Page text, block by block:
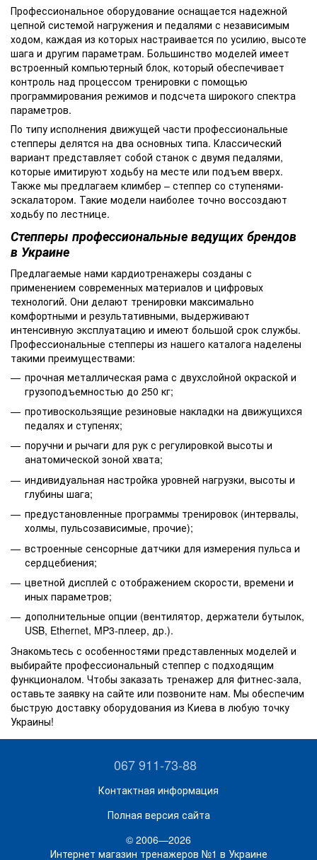
Профессиональное оборудование оснащается надежной
цепной системой нагружения и педалями с независимым
ходом, каждая из которых настраивается по усилию, высоте
шага и другим параметрам. Большинство моделей имеет
встроенный компьютерный блок, который обеспечивает
контроль над процессом тренировки с помощью
программирования режимов и подсчета широкого спектра
параметров.
По типу исполнения движущей части профессиональные
степперы делятся на два основных типа. Классический
вариант представляет собой станок с двумя педалями,
которые имитируют ходьбу на месте или подъем вверх.
Также мы предлагаем климбер – степпер со ступенями-
эскалатором. Такие модели наиболее точно воссоздают
ходьбу по лестнице.
Степперы профессиональные ведущих брендов
в Украине
Предлагаемые нами кардиотренажеры созданы с
применением современных материалов и цифровых
технологий. Они делают тренировки максимально
комфортными и результативными, выдерживают
интенсивную эксплуатацию и имеют большой срок службы.
Профессиональные степперы из нашего каталога наделены
такими преимуществами:
прочная металлическая рама с двухслойной окраской и
грузоподъемностью до 250 кг;
противоскользящие резиновые накладки на движущихся
педалях и ступенях;
поручни и рычаги для рук с регулировкой высоты и
анатомической зоной хвата;
индивидуальная настройка уровней нагрузки, высоты и
глубины шага;
предустановленные программы тренировок (интервалы,
холмы, пульсозависимые, прочие);
встроенные сенсорные датчики для измерения пульса и
сердцебиения;
цветной дисплей с отображением скорости, времени и
иных параметров;
дополнительные опции (вентилятор, держатели бутылок,
USB, Ethernet, MP3-плеер, др.).
Знакомьтесь с особенностями представленных моделей и
выбирайте профессиональный степпер с подходящим
функционалом. Чтобы заказать тренажер для фитнес-зала,
оставьте заявку на сайте или позвоните нам. Мы обеспечим
быструю доставку оборудования из Киева в любую точку
Украины!
067 911-73-88
Контактная информация
Полная версия сайта
© 2006—2026
Интернет магазин тренажеров №1 в Украине